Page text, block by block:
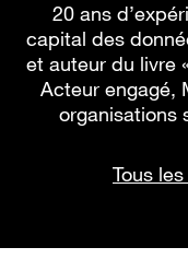
20 ans
capital des
et auteur du livre
Acteur engagé,
organisations
Tous